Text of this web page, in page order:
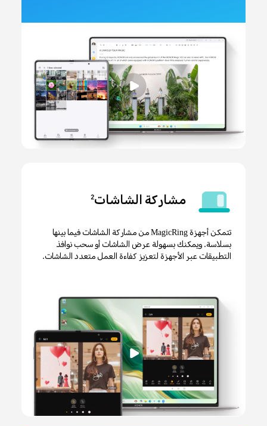
مشاركة الشاشات2
تتمكن أجهزة MagicRing من مشاركة الشاشات فيما بينها
بسلاسة. ويمكنك بسهولة عرض الشاشات أو سحب نوافذ
التطبيقات عبر الأجهزة لتعزيز كفاءة العمل متعدد الشاشات.